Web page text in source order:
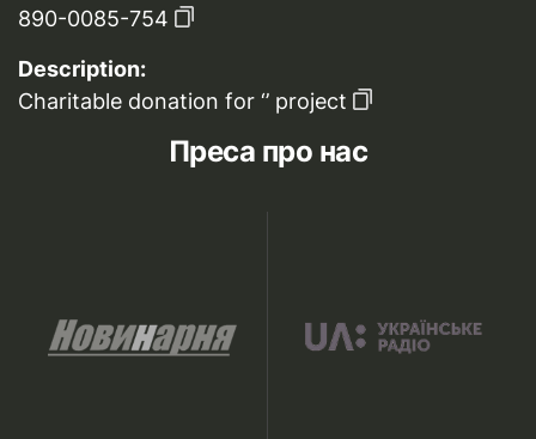
890-0085-754
Description:
Charitable donation for ‘’ project
Преса про нас